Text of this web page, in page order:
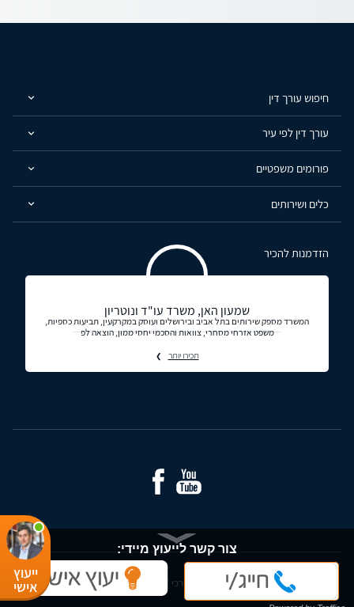
ייעוץ
אישי
חיפוש עורך דין
עורך דין לפי עיר
פורומים משפטיים
כלים ושירותים
הזדמנות להכיר
שמעון האן, משרד עו"ד ונוטריון
המשרד מספק שירותים בתל אביב ובירושלים ועוסק במקרקעין, תביעות כספיות,
משפט אזרחי מסחרי, צוואות והסכמי יחסי ממון, הוצאה לפ
תכירו יותר
© כל הזכויות שמורות - עורכי דין ומידע משפטי בישראל
צור קשר לייעוץ מיידי: